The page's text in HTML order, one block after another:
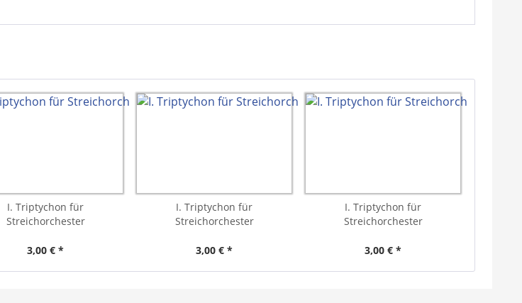
I. Triptychon für
Streichorchester
3,00 € *
I. Triptychon für
Streichorchester
3,00 € *
I. Triptychon für
Streichorchester
3,00 € *